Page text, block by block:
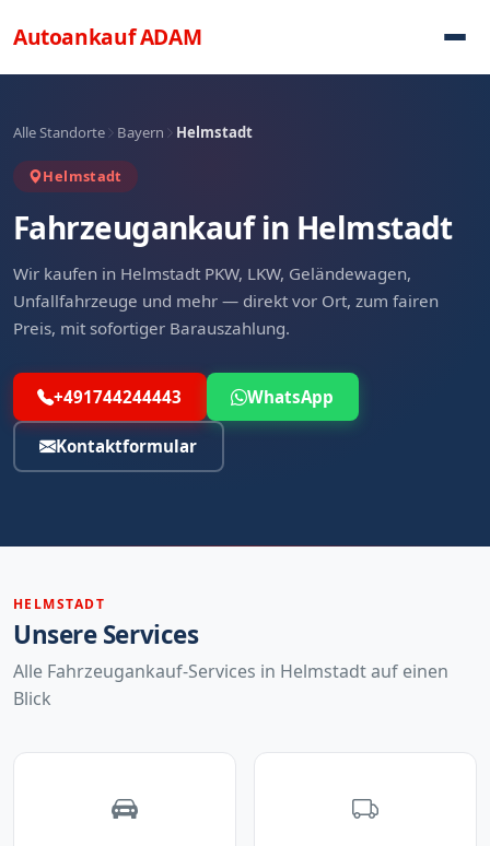
AutoankaufADAM
Alle Standorte Bayern Helmstadt
Helmstadt
Fahrzeugankauf in Helmstadt
Wir kaufen in Helmstadt PKW, LKW, Geländewagen,
Unfallfahrzeuge und mehr — direkt vor Ort, zum fairen
Preis, mit sofortiger Barauszahlung.
+491744244443 WhatsApp
Kontaktformular
HELMSTADT
Unsere Services
Alle Fahrzeugankauf-Services in Helmstadt auf einen
Blick